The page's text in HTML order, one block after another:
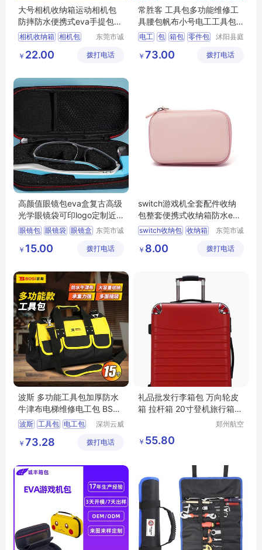
大号相机收纳箱运动相机包
防摔防水便携式eva手提包大
中号收纳包
相机收纳箱 相机包
eva包
东莞市诚
限公司
￥ 22.00 拨打电话
常胜客 工具包多功能维修工
具腰包帆布小号电工工具包
工作腰带
电工 包 箱包 零件包
沭阳县庭
商务有限
￥ 73.00 拨打电话
高颜值眼镜包eva盒复古高级
光学眼镜袋可印logo定制近
视眼镜盒
眼镜包 眼镜袋 眼镜盒 东莞市诚
限公司
￥ 15.00 拨打电话
switch游戏机全套配件收纳
包整套便携式收纳箱防水eva
收纳盒
switch收纳包 收纳箱
switch包
东莞市诚
限公司
￥ 8.00 拨打电话
波斯 多功能工具包加厚防水
牛津布电梯维修电工包 BS52
5413（15寸）
波斯 工具包 电工包
深圳云威
有限公司
￥ 73.28 拨打电话
礼品批发行李箱包 万向轮皮
箱 拉杆箱 20寸登机旅行箱包
郑州航空
￥ 55.80